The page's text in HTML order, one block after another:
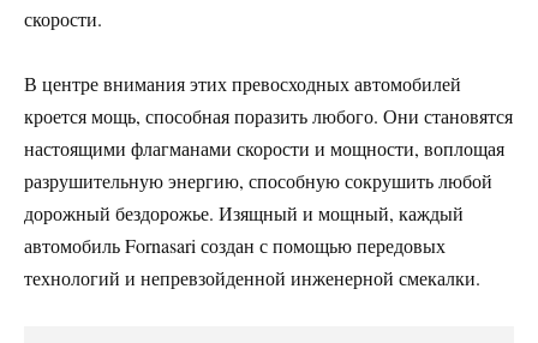
скорости.
В центре внимания этих превосходных автомобилей
кроется мощь, способная поразить любого. Они становятся
настоящими флагманами скорости и мощности, воплощая
разрушительную энергию, способную сокрушить любой
дорожный бездорожье. Изящный и мощный, каждый
автомобиль Fornasari создан с помощью передовых
технологий и непревзойденной инженерной смекалки.